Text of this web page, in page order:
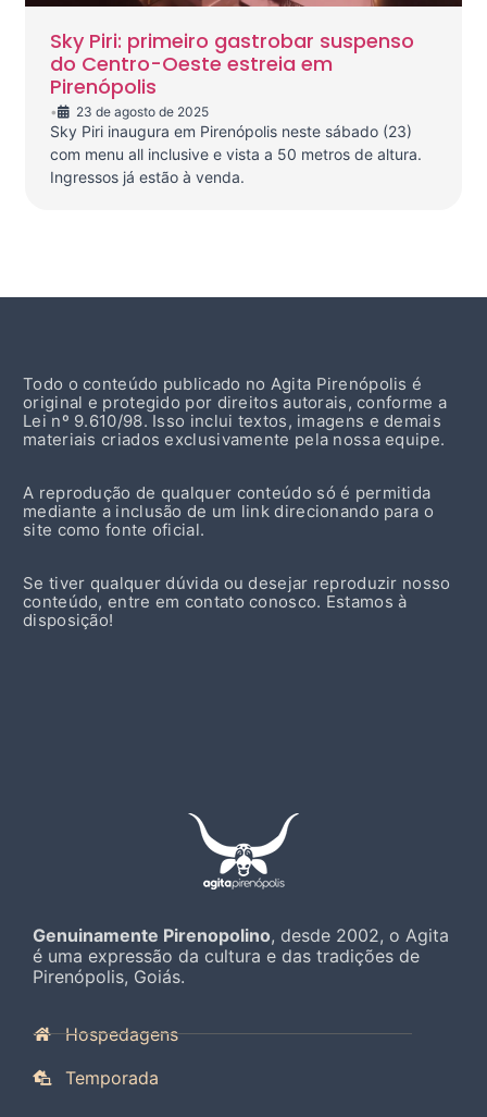
Sky Piri: primeiro gastrobar suspenso
do Centro-Oeste estreia em
Pirenópolis
• 23 de agosto de 2025
Sky Piri inaugura em Pirenópolis neste sábado (23)
com menu all inclusive e vista a 50 metros de altura.
Ingressos já estão à venda.
Todo o conteúdo publicado no Agita Pirenópolis é
original e protegido por direitos autorais, conforme a
Lei nº 9.610/98. Isso inclui textos, imagens e demais
materiais criados exclusivamente pela nossa equipe.
A reprodução de qualquer conteúdo só é permitida
mediante a inclusão de um link direcionando para o
site como fonte oficial.
Se tiver qualquer dúvida ou desejar reproduzir nosso
conteúdo, entre em contato conosco. Estamos à
disposição!
Genuinamente Pirenopolino, desde 2002, o Agita
é uma expressão da cultura e das tradições de
Pirenópolis, Goiás.
Hospedagens
Temporada